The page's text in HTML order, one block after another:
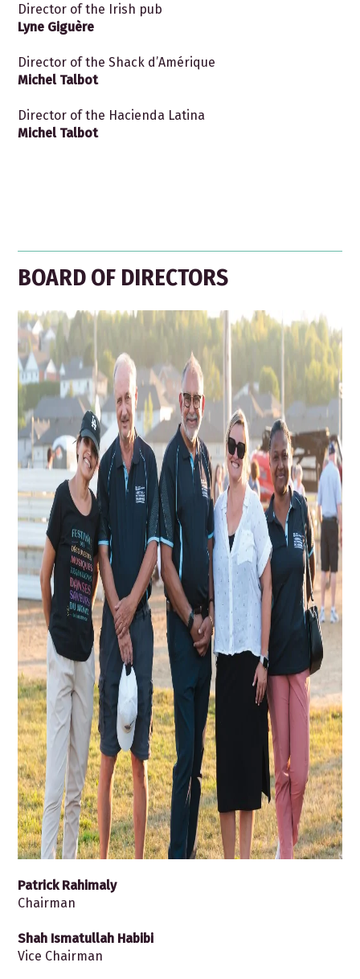
Director of the Irish pub
Lyne Giguère
Director of the Shack d’Amérique
Michel Talbot
Director of the Hacienda Latina
Michel Talbot
BOARD OF DIRECTORS
Patrick Rahimaly
Chairman
Shah Ismatullah Habibi
Vice Chairman